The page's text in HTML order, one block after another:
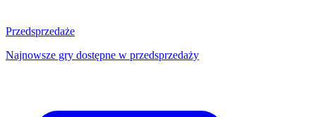
Przedsprzedaże
Najnowsze gry dostępne w przedsprzedaży